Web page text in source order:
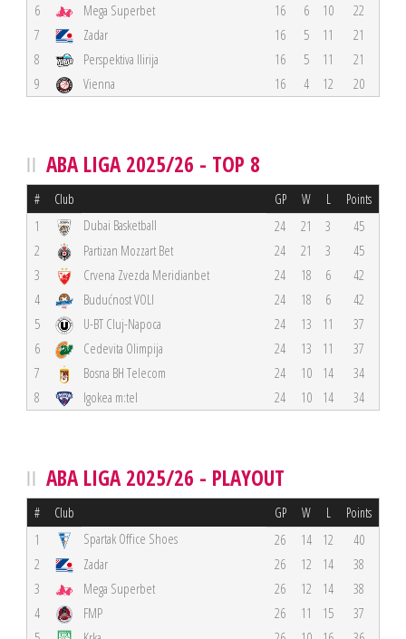
6
Mega Superbet 16 6 10
22
7
Zadar 16 5 11
21
8
Perspektiva Ilirija 16 5 11
21
9
Vienna 16 4 12 20
ABA LIGA 2025/26 - TOP 8
# Club GP W L Points
1 Dubai Basketball 24 21 3
45
2
Partizan Mozzart Bet 24 21 3
45
3
Crvena Zvezda Meridianbet 24 18 6
42
4
Budućnost VOLI 24 18 6
42
5
U-BT Cluj-Napoca 24 13 11
37
6
Cedevita Olimpija 24 13 11
37
7
Bosna BH Telecom 24 10 14
34
8
Igokea m:tel 24 10 14 34
ABA LIGA 2025/26 - PLAYOUT
# Club GP W L Points
1 Spartak Office Shoes 26 14 12
40
2
Zadar 26 12 14
38
3
Mega Superbet 26 12 14
38
4
FMP 26 11 15
37